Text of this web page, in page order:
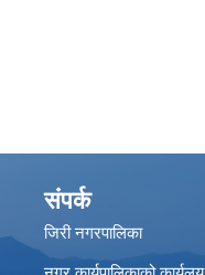
संपर्क
जिरी नगरपालिका